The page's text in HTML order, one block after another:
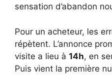
sensation d’abandon
Pour un acheteur, les
répètent. L’annonce
visite a lieu à 14h, en
Puis vient la première